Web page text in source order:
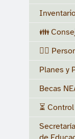
👪
👷‍♀️
Planes y
Becas
⏳